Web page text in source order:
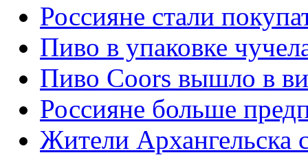
Россияне стали
Пиво в упаковке
Пиво Coors вышло в
Россияне больше
Жители Архангельска